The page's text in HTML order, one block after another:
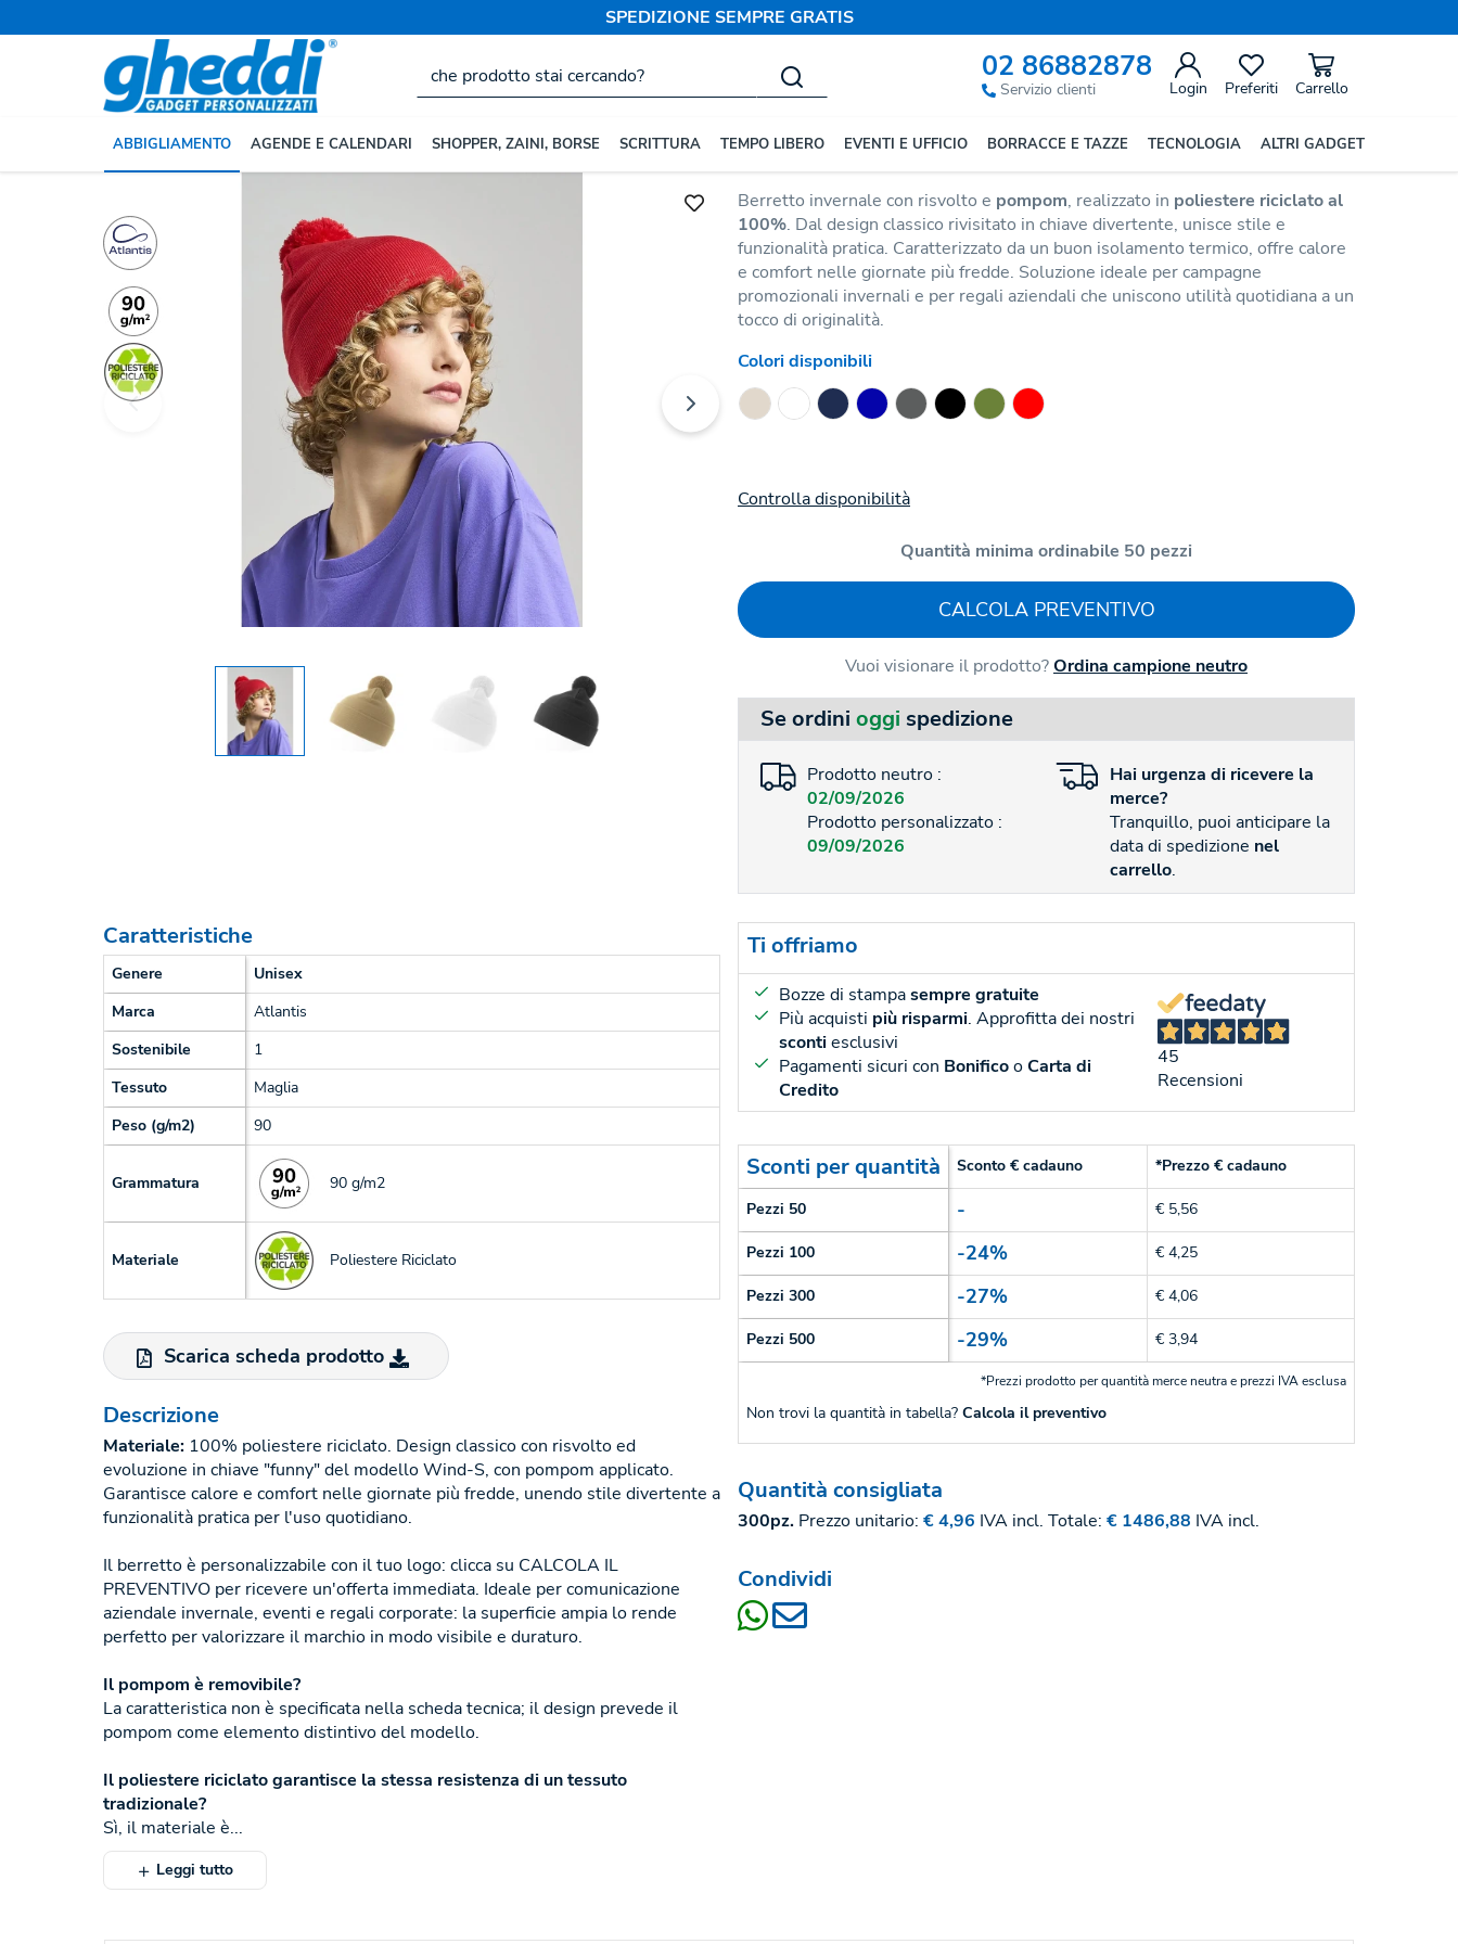
SPEDIZIONE SEMPRE GRATIS
02 86882878
Servizio clienti Login Preferiti Carrello
ABBIGLIAMENTO AGENDE E CALENDARI SHOPPER, ZAINI, BORSE SCRITTURA TEMPO LIBERO EVENTI E UFFICIO BORRACCE E TAZZE TECNOLOGIA ALTRI GADGET
Berretto in Poliestere Riciclato Con Pom Pom
Berretto invernale con risvolto e pompom, realizzato in poliestere riciclato al
100%. Dal design classico rivisitato in chiave divertente, unisce stile e
funzionalità pratica. Caratterizzato da un buon isolamento termico, offre calore
e comfort nelle giornate più fredde. Soluzione ideale per campagne
promozionali invernali e per regali aziendali che uniscono utilità quotidiana a un
tocco di originalità.
Colori disponibili
Controlla disponibilità
Quantità minima ordinabile 50 pezzi
CALCOLA PREVENTIVO
Vuoi visionare il prodotto?Ordina campione neutro
Se ordini oggi spedizione
Prodotto neutro :
02/09/2026
Prodotto personalizzato :
09/09/2026
Hai urgenza di ricevere la
merce?
Tranquillo, puoi anticipare la
data di spedizione nel
carrello.
Caratteristiche
Genere
Unisex
Marca
Atlantis
Sostenibile
1
Tessuto
Maglia
Peso (g/m2)
90
Grammatura 90 g/m2
Materiale Poliestere Riciclato
Scarica scheda prodotto
Descrizione
Materiale: 100% poliestere riciclato. Design classico con risvolto ed
evoluzione in chiave "funny" del modello Wind-S, con pompom applicato.
Garantisce calore e comfort nelle giornate più fredde, unendo stile divertente a
funzionalità pratica per l'uso quotidiano.
Il berretto è personalizzabile con il tuo logo: clicca su CALCOLA IL
PREVENTIVO per ricevere un'offerta immediata. Ideale per comunicazione
aziendale invernale, eventi e regali corporate: la superficie ampia lo rende
perfetto per valorizzare il marchio in modo visibile e duraturo.
Il pompom è removibile?
La caratteristica non è specificata nella scheda tecnica; il design prevede il
pompom come elemento distintivo del modello.
Il poliestere riciclato garantisce la stessa resistenza di un tessuto
tradizionale?
Sì, il materiale è...
Leggi tutto
Ti offriamo
Bozze di stampasempre gratuite
Più acquisti più risparmi. Approfitta dei nostri
scontiesclusivi
Pagamenti sicuri con BonificooCarta di
Credito
45
Recensioni
Sconti per quantità Sconto € cadauno *Prezzo € cadauno
Pezzi 50 - € 5,56
Pezzi 100 -24% € 4,25
Pezzi 300 -27% € 4,06
Pezzi 500 -29% € 3,94
*Prezzi prodotto per quantità merce neutra e prezzi IVA esclusa
Non trovi la quantità in tabella? Calcola il preventivo
Quantità consigliata
300pz. Prezzo unitario: € 4,96 IVA incl. Totale: € 1486,88 IVA incl.
Condividi